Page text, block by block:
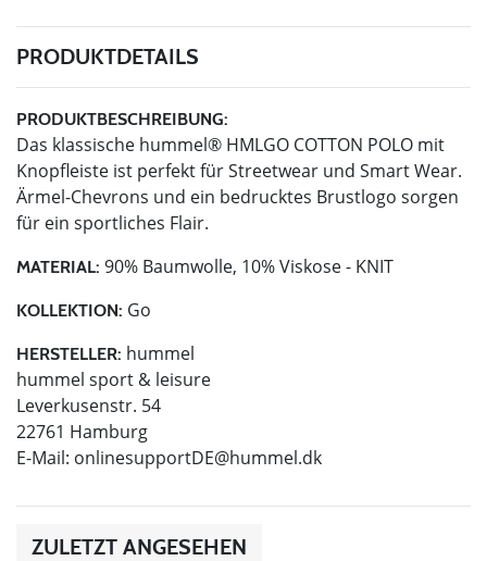
PRODUKTDETAILS
PRODUKTBESCHREIBUNG:
Das klassische hummel® HMLGO COTTON POLO mit
Knopfleiste ist perfekt für Streetwear und Smart Wear.
Ärmel-Chevrons und ein bedrucktes Brustlogo sorgen
für ein sportliches Flair.
MATERIAL: 90% Baumwolle, 10% Viskose - KNIT
KOLLEKTION: Go
HERSTELLER: hummel
hummel sport & leisure
Leverkusenstr. 54
22761 Hamburg
E-Mail: onlinesupportDE@hummel.dk
ZULETZT ANGESEHEN